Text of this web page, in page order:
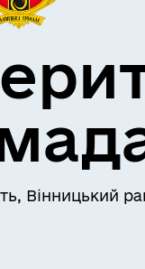
Вінницький